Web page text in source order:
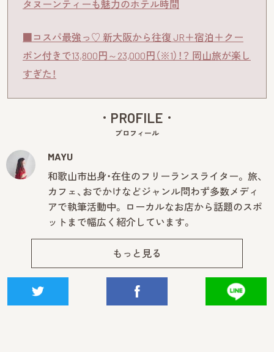
タヌーンティーも魅力のホテル時間
■コスパ最強っ♡ 新大阪から往復 JR＋宿泊＋クー
ポン付きで13,800円～23,000円（※1）！？ 岡山旅が楽し
すぎた！
PROFILE
プロフィール
MAYU
和歌山市出身・在住のフリーランスライター。 旅、
カフェ、おでかけなどジャンル問わず多数メディ
アで執筆活動中。 ローカルなお店から話題のスポ
ットまで幅広く紹介しています。
もっと見る